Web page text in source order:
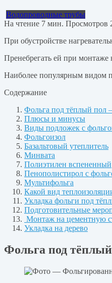
Водопроводные трубы
На чтение 7 мин. Просмотров
При обустройстве
Пренебрегать ей при
Наиболее популярным видом
Содержание
Фольга под тёплый пол
Плюсы и минусы
Виды подложек с
Фольгоизол
Базальтовый утеплитель
Минвата
Полиэтилен вспененный
Пенополистирол с
Мультифольга
Какой вид
Укладка фольги под
Подготовительные
Монтаж на цементную
Укладка на дерево
Фольга под